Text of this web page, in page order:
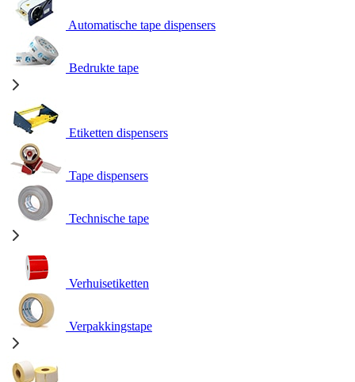
Automatische tape dispensers
Bedrukte tape
Etiketten dispensers
Tape dispensers
Technische tape
Verhuisetiketten
Verpakkingstape